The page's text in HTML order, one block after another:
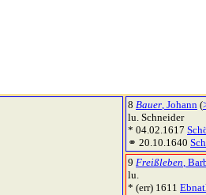
8 Bauer, Johann (
lu. Schneider
* 04.02.1617
⚭ 20.10.1640
9 Freißleben,
lu.
* (err) 1611